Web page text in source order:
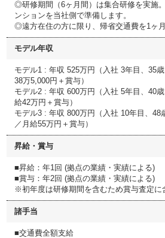
◎研修期間（6ヶ月間）は集合研修を実施
ンションを当社側で準備します。
◎遠方在住の方に限り、帰省交通費を1ヶ
モデル年収
モデル1 : 年収 525万円（入社 3年目、35
38万5,000円＋賞与）
モデル2 : 年収 600万円（入社 5年目、40
給42万円＋賞与）
モデル3 : 年収 800万円（入社 10年目、48
／月給55万円＋賞与）
昇給・賞与
■昇給：年1回 (拠点の業績・実績による)
■賞与：年2回 (拠点の業績・実績による)
※初年度は研修期間を含むため賞与査定に
諸手当
■交通費全額支給